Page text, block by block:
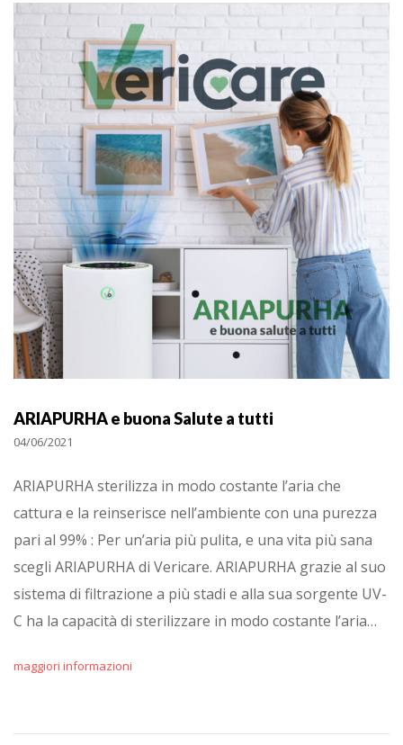
ARIAPURHA e buona Salute a tutti
04/06/2021
ARIAPURHA sterilizza in modo costante l’aria che
cattura e la reinserisce nell’ambiente con una purezza
pari al 99% : Per un’aria più pulita, e una vita più sana
scegli ARIAPURHA di Vericare. ARIAPURHA grazie al suo
sistema di filtrazione a più stadi e alla sua sorgente UV-
C ha la capacità di sterilizzare in modo costante l’aria…
maggiori informazioni